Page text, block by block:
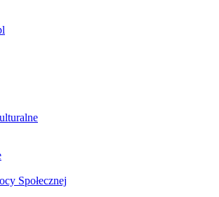
Społecznej